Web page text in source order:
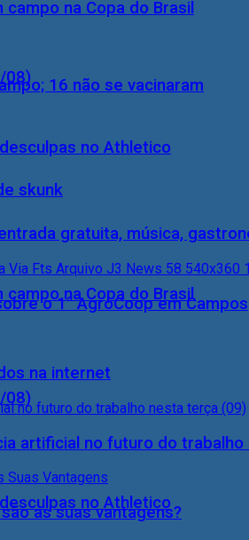
16 não se vacinaram
skunk
na Copa do Brasil
08)
no Athletico
na Copa do Brasil
08)
no Athletico
gratuita, música,
o 1° AgroCoop em Campos
na internet
artificial no futuro do
as suas vantagens?